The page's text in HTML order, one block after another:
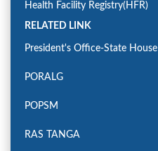
Health Facility Registry(HFR)
RELATED LINK
President's Office-State House
PORALG
POPSM
RAS TANGA